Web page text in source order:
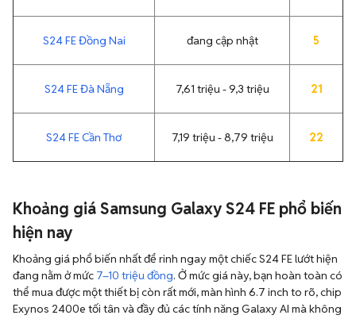
S24 FE Đồng Nai đang cập nhật 5
S24 FE Đà Nẵng 7,61 triệu - 9,3 triệu 21
S24 FE Cần Thơ 7,19 triệu - 8,79 triệu 22
Khoảng giá Samsung Galaxy S24 FE phổ biến
hiện nay
Khoảng giá phổ biến nhất để rinh ngay một chiếc S24 FE lướt hiện
đang nằm ở mức 7–10 triệu đồng. Ở mức giá này, bạn hoàn toàn có
thể mua được một thiết bị còn rất mới, màn hình 6.7 inch to rõ, chip
Exynos 2400e tối tân và đầy đủ các tính năng Galaxy AI mà không